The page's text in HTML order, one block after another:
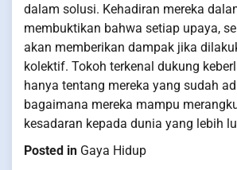
dalam solusi. Kehadiran mereka
membuktikan bahwa setiap upaya,
akan memberikan dampak jika
kolektif. Tokoh terkenal dukung
hanya tentang mereka yang sudah
bagaimana mereka mampu
kesadaran kepada dunia yang lebih
Posted in Gaya Hidup